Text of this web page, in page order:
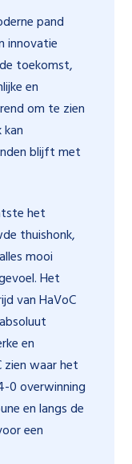
pand
innovatie
toekomst,
en
om te zien
blijft met
het
thuishonk,
mooi
Het
van HaVoC
en
waar het
0 overwinning
en langs de
een